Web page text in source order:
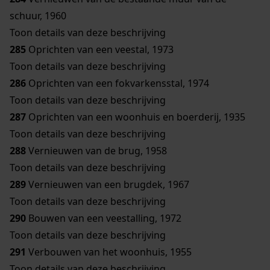
schuur, 1960
Toon details van deze beschrijving
285 Oprichten van een veestal, 1973
Toon details van deze beschrijving
286 Oprichten van een fokvarkensstal, 1974
Toon details van deze beschrijving
287 Oprichten van een woonhuis en boerderij, 1935
Toon details van deze beschrijving
288Vernieuwen van de brug, 1958
Toon details van deze beschrijving
289Vernieuwen van een brugdek, 1967
Toon details van deze beschrijving
290 Bouwen van een veestalling, 1972
Toon details van deze beschrijving
291 Verbouwen van het woonhuis, 1955